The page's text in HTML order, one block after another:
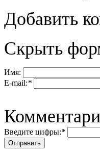
Добавить
Скрыть
Имя:
E-mail:*
Введите цифры:*